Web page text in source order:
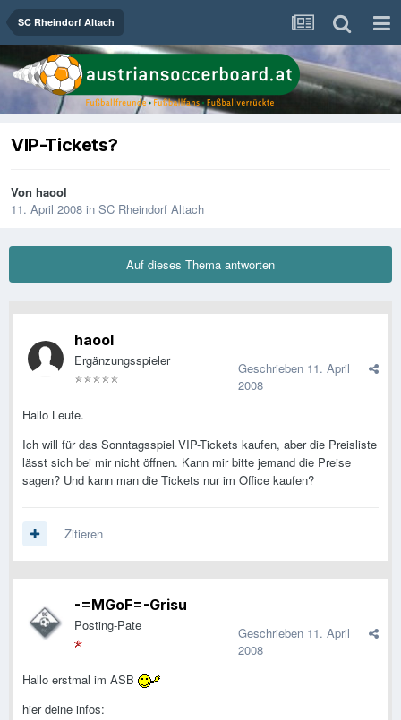
SC Rheindorf Altach
VIP-Tickets?
Von haool
11. April 2008 in SC Rheindorf Altach
Auf dieses Thema antworten
haool
Ergänzungsspieler Geschrieben 11. April
2008
Hallo Leute.
Ich will für das Sonntagsspiel VIP-Tickets kaufen, aber die Preisliste
lässt sich bei mir nicht öffnen. Kann mir bitte jemand die Preise
sagen? Und kann man die Tickets nur im Office kaufen?
Zitieren
-=MGoF=-Grisu
Posting-Pate Geschrieben 11. April
2008
Hallo erstmal im ASB
hier deine infos: